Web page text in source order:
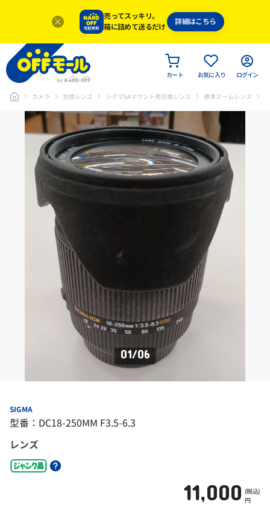
売ってスッキリ。
箱に詰めて送るだけ
詳細はこちら
カート お気に入り ログイン
カメラ 交換レンズ シグマSAマウント用交換レンズ 標準ズームレンズ
01/06
SIGMA
型番：DC18-250MM F3.5-6.3
レンズ
11,000 (税込)
円